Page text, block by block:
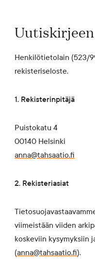
Tapahtumat
Blogi
Yhteys- ja lisätiedot
FI EN SV
Henkilötietolain (523/
rekisteriseloste.
1. Rekisterinpitäjä
Puistokatu 4
00140 Helsinki
anna@tahsaatio.fi
2. Rekisteriasiat
viimeistään viiden
koskeviin kysymyksiin
(anna@tahsaatio.fi).